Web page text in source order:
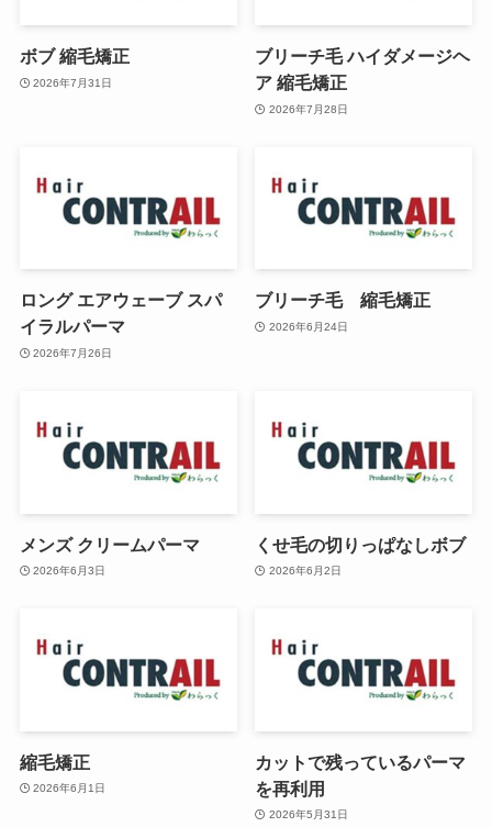
ボブ 縮毛矯正
2026年7月31日
ブリーチ毛 ハイダメージヘ
ア 縮毛矯正
2026年7月28日
ロング エアウェーブ スパ
イラルパーマ
2026年7月26日
ブリーチ毛 縮毛矯正
2026年6月24日
メンズ クリームパーマ
2026年6月3日
くせ毛の切りっぱなしボブ
2026年6月2日
縮毛矯正
2026年6月1日
カットで残っているパーマ
を再利用
2026年5月31日